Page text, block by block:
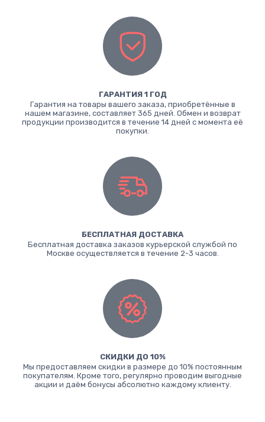
ГАРАНТИЯ 1 ГОД
Гарантия на товары вашего заказа, приобретённые в
нашем магазине, составляет 365 дней. Обмен и возврат
продукции производится в течение 14 дней с момента её
покупки.
БЕСПЛАТНАЯ ДОСТАВКА
Бесплатная доставка заказов курьерской службой по
Москве осуществляется в течение 2-3 часов.
СКИДКИ ДО 10%
Мы предоставляем скидки в размере до 10% постоянным
покупателям. Кроме того, регулярно проводим выгодные
акции и даём бонусы абсолютно каждому клиенту.